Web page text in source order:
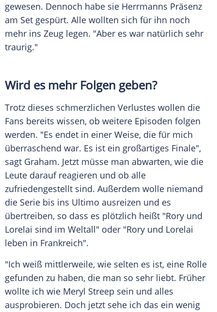
gewesen. Dennoch habe sie Herrmanns Präsenz
am Set gespürt. Alle wollten sich für ihn noch
mehr ins Zeug legen. "Aber es war natürlich sehr
traurig."
Wird es mehr Folgen geben?
Trotz dieses schmerzlichen Verlustes wollen die
Fans bereits wissen, ob weitere Episoden folgen
werden. "Es endet in einer Weise, die für mich
überraschend war. Es ist ein großartiges Finale",
sagt Graham. Jetzt müsse man abwarten, wie die
Leute darauf reagieren und ob alle
zufriedengestellt sind. Außerdem wolle niemand
die Serie bis ins Ultimo ausreizen und es
übertreiben, so dass es plötzlich heißt "Rory und
Lorelai sind im Weltall" oder "Rory und Lorelai
leben in Frankreich".
"Ich weiß mittlerweile, wie selten es ist, eine Rolle
gefunden zu haben, die man so sehr liebt. Früher
wollte ich wie Meryl Streep sein und alles
ausprobieren. Doch jetzt sehe ich das ein wenig